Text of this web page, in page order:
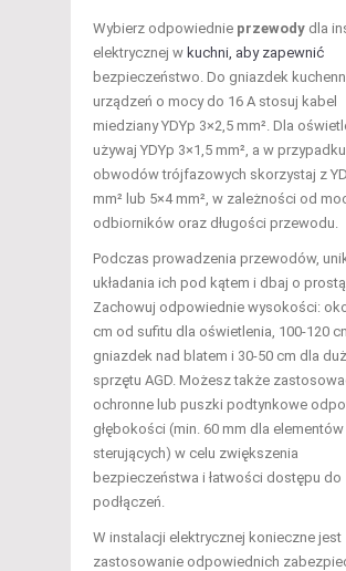
Wybierz odpowiednie przewody dla
elektrycznej w kuchni, aby zapewnić
bezpieczeństwo. Do gniazdek
urządzeń o mocy do 16 A stosuj kabel
miedziany YDYp 3×2,5 mm². Dla
używaj YDYp 3×1,5 mm², a w przypadku
obwodów trójfazowych skorzystaj z
mm² lub 5×4 mm², w zależności od
odbiorników oraz długości przewodu.
Podczas prowadzenia przewodów,
układania ich pod kątem i dbaj o prostą
Zachowuj odpowiednie wysokości:
cm od sufitu dla oświetlenia, 100-120
gniazdek nad blatem i 30-50 cm dla
sprzętu AGD. Możesz także
ochronne lub puszki podtynkowe
głębokości (min. 60 mm dla elementów
sterujących) w celu zwiększenia
bezpieczeństwa i łatwości dostępu do
podłączeń.
W instalacji elektrycznej konieczne jest
zastosowanie odpowiednich